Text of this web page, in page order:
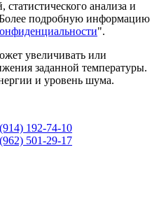
анализа и
подробную информацию
".
увеличивать или
заданной температуры.
и уровень шума.
192-74-10
501-29-17